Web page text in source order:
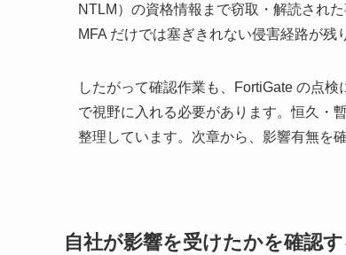
NTLM）の資格情報まで窃取・解読され
MFA だけでは塞ぎきれない侵害経路が残
したがって確認作業も、FortiGate の点
で視野に入れる必要があります。恒久・
整理しています。次章から、影響有無を
自社が影響を受けたかを確認